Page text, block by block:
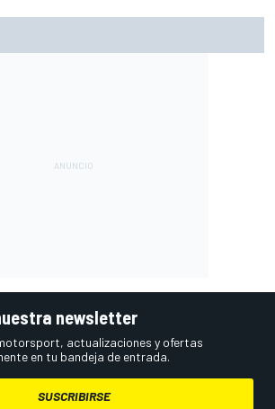
newsletter
actualizaciones y ofertas
en tu bandeja de entrada.
SUSCRIBIRSE